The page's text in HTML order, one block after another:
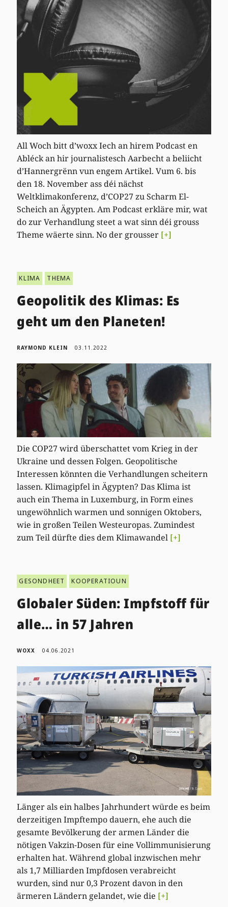
All Woch bitt d’woxx Iech an hirem Podcast en
Abléck an hir journalistesch Aarbecht a beliicht
d’Hannergrënn vun engem Artikel. Vum 6. bis
den 18. November ass déi nächst
Weltklimakonferenz, d’COP27 zu Scharm El-
Scheich an Ägypten. Am Podcast erkläre mir, wat
do zur Verhandlung steet a wat sinn déi grouss
Theme wäerte sinn. No der grousser [+]
KLIMA THEMA
Geopolitik des Klimas: Es
geht um den Planeten!
RAYMOND KLEIN 03.11.2022
Die COP27 wird überschattet vom Krieg in der
Ukraine und dessen Folgen. Geopolitische
Interessen könnten die Verhandlungen scheitern
lassen. Klimagipfel in Ägypten? Das Klima ist
auch ein Thema in Luxemburg, in Form eines
ungewöhnlich warmen und sonnigen Oktobers,
wie in großen Teilen Westeuropas. Zumindest
zum Teil dürfte dies dem Klimawandel [+]
GESONDHEET KOOPERATIOUN
Globaler Süden: Impfstoff für
alle… in 57 Jahren
WOXX 04.06.2021
Länger als ein halbes Jahrhundert würde es beim
derzeitigen Impftempo dauern, ehe auch die
gesamte Bevölkerung der armen Länder die
nötigen Vakzin-Dosen für eine Vollimmunisierung
erhalten hat. Während global inzwischen mehr
als 1,7 Milliarden Impfdosen verabreicht
wurden, sind nur 0,3 Prozent davon in den
ärmeren Ländern gelandet, wie die [+]